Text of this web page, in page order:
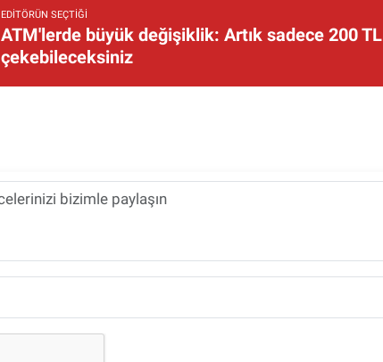
EDITÖRÜN SEÇTIĞI
ATM'lerde büyük değişiklik: Artık sadece 200 TL
çekebileceksiniz